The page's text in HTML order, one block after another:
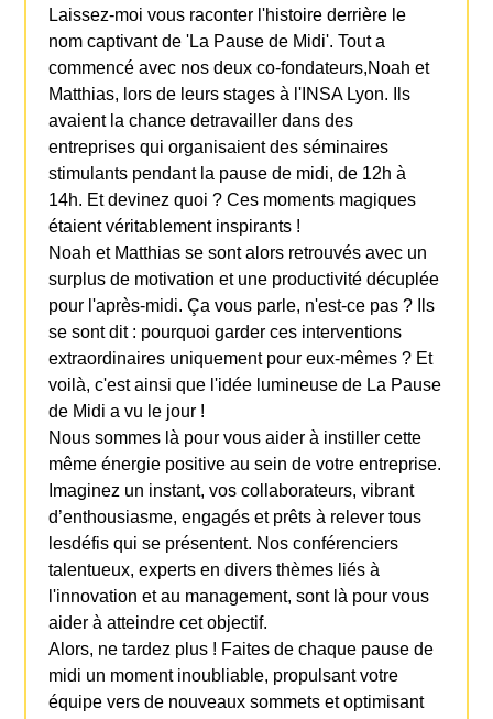
Laissez-moi vous raconter l'histoire derrière le
nom captivant de 'La Pause de Midi'. Tout a
commencé avec nos deux co-fondateurs,Noah et
Matthias, lors de leurs stages à l'INSA Lyon. Ils
avaient la chance detravailler dans des
entreprises qui organisaient des séminaires
stimulants pendant la pause de midi, de 12h à
14h. Et devinez quoi ? Ces moments magiques
étaient véritablement inspirants !
Noah et Matthias se sont alors retrouvés avec un
surplus de motivation et une productivité décuplée
pour l'après-midi. Ça vous parle, n'est-ce pas ? Ils
se sont dit : pourquoi garder ces interventions
extraordinaires uniquement pour eux-mêmes ? Et
voilà, c'est ainsi que l'idée lumineuse de La Pause
de Midi a vu le jour !
Nous sommes là pour vous aider à instiller cette
même énergie positive au sein de votre entreprise.
Imaginez un instant, vos collaborateurs, vibrant
d’enthousiasme, engagés et prêts à relever tous
lesdéfis qui se présentent. Nos conférenciers
talentueux, experts en divers thèmes liés à
l'innovation et au management, sont là pour vous
aider à atteindre cet objectif.
Alors, ne tardez plus ! Faites de chaque pause de
midi un moment inoubliable, propulsant votre
équipe vers de nouveaux sommets et optimisant